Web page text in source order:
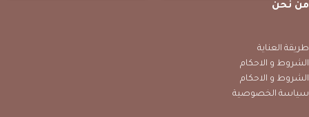
من نحن
طريقة العناية
الشروط و الاحكام
الشروط و الاحكام
سياسة الخصوصية